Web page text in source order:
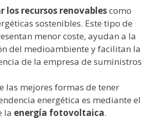
los recursos renovablescomo
sostenibles. Este tipo de
menor coste, ayudan a la
del medioambiente y facilitan la
de la empresa de suministros
las mejores formas de tener
energética es mediante el
la energía fotovoltaica.